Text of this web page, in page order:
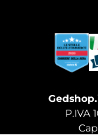
P.IVA